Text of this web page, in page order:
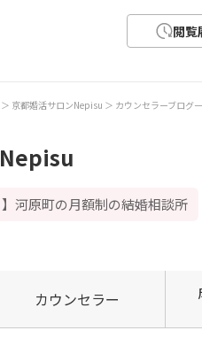
閲覧
京都婚活サロンNepisu カウンセラーブログ
河原町の月額制の結婚相談所
カウンセラー